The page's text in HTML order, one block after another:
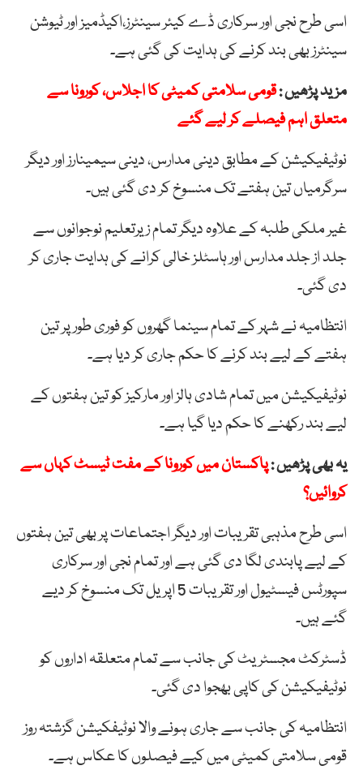
اسی طرح نجی اور سرکاری ڈے کیئر سینٹرز،اکیڈمیز اور ٹیوشن
سینٹرز بھی بند کرنے کی ہدایت کی گئی ہے۔
مزید پڑھیں :قومی سلامتی کمیٹی کا اجلاس، کورونا سے
متعلق اہم فیصلے کر لیے گئے
نوٹیفیکیشن کے مطابق دینی مدارس، دینی سیمینارز اور دیگر
سرگرمیاں تین ہفتے تک منسوخ کر دی گئی ہیں۔
غیر ملکی طلبہ کے علاوہ دیگر تمام زیرتعلیم نوجوانوں سے
جلد از جلد مدارس اور ہاسٹلز خالی کرانے کی ہدایت جاری کر
دی گئی۔
انتظامیہ نے شہر کے تمام سینما گھروں کو فوری طور پر تین
ہفتے کے لیے بند کرنے کا حکم جاری کر دیا ہے۔
نوٹیفیکیشن میں تمام شادی ہالز اور مارکیز کو تین ہفتوں کے
لیے بند رکھنے کا حکم دیا گیا ہے۔
یہ بھی پڑھیں :پاکستان میں کورونا کے مفت ٹیسٹ کہاں سے
کروائیں؟
اسی طرح مذہبی تقریبات اور دیگر اجتماعات پر بھی تین ہفتوں
کے لیے پابندی لگا دی گئی ہے اور تمام نجی اور سرکاری
سپورٹس فیسٹیول اور تقریبات 5 اپریل تک منسوخ کر دیے
گئے ہیں۔
ڈسٹرکٹ مجسٹریٹ کی جانب سے تمام متعلقہ اداروں کو
نوٹیفیکیشن کی کاپی بھجوا دی گئی۔
انتظامیہ کی جانب سے جاری ہونے والا نوٹیفکیشن گزشتہ روز
قومی سلامتی کمیٹی میں کیے فیصلوں کا عکاس ہے۔